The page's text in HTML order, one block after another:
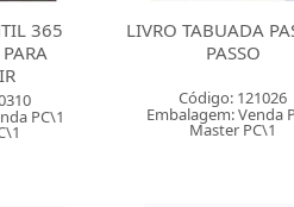
PASSO A
PC\1
LIVRO
COLORINDO
Código: 127994
Embalagem: Venda
Master PT\1